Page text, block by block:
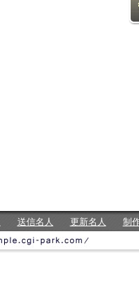
送信名人 更新名人 制